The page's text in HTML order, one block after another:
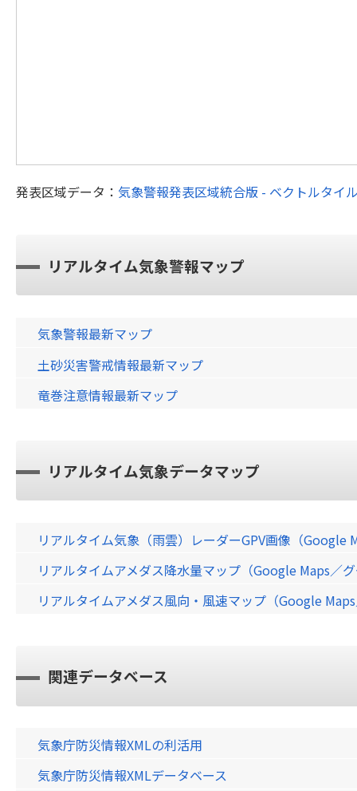
発表区域データ： 気象警報発表区域統合版 - ベクトルタイ
リアルタイム気象警報マップ
気象警報最新マップ
土砂災害警戒情報最新マップ
竜巻注意情報最新マップ
リアルタイム気象データマップ
リアルタイム気象（雨雲）レーダーGPV画像（Google
リアルタイムアメダス降水量マップ（Google Maps／
リアルタイムアメダス風向・風速マップ（Google
関連データベース
気象庁防災情報XMLの利活用
気象庁防災情報XMLデータベース